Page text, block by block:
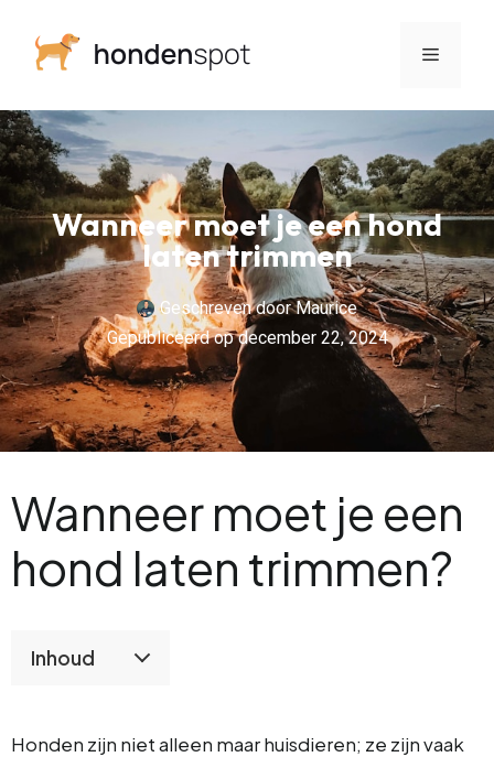
Wanneer moet je een hond
laten trimmen
Geschreven doorMaurice
Gepubliceerd opdecember 22, 2024
Wanneer moet je een
hond laten trimmen?
Inhoud
Honden zijn niet alleen maar huisdieren; ze zijn vaak